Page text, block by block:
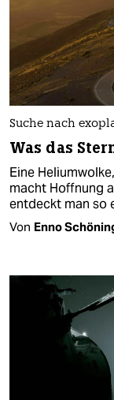
Suche nach
Was das
Eine
macht Hoffnung
entdeckt man so
Von Enno